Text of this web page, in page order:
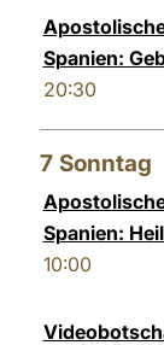
Spanien:
20:30
7 Sonntag
Spanien:
10:00